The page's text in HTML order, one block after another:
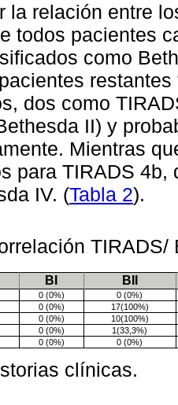
la relación entre
todos pacientes
como
dos como
II) y
Mientras
para TIRADS
IV. (Tabla 2).
BI BII
0 (0%)
0 (0%)
0 (0%)
17(100%)
0 (0%)
10(100%)
0 (0%)
1(33,3%)
0 (0%) 0 (0%)
clínicas.